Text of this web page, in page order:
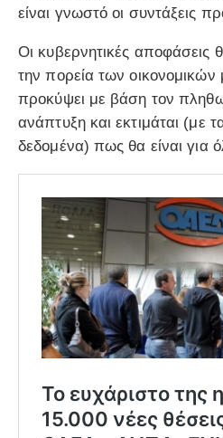
είναι γνωστό οι συντάξεις
Οι κυβερνητικές αποφάσεις
την πορεία των
προκύψει με βάση τον
ανάπτυξη και εκτιμάται (με
δεδομένα) πως θα είναι για